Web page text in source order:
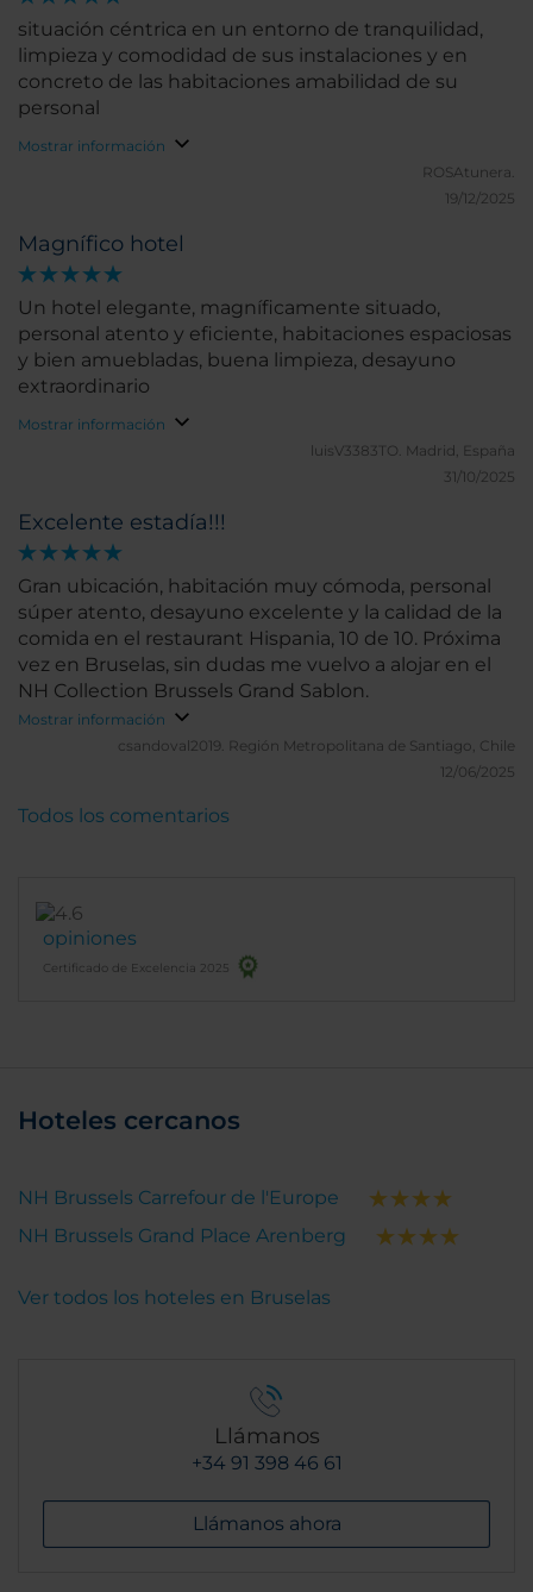
situación céntrica en un entorno de tranquilidad,
limpieza y comodidad de sus instalaciones y en
concreto de las habitaciones amabilidad de su
personal
Mostrar información
ROSAtunera.
19/12/2025
Magnífico hotel
Un hotel elegante, magníficamente situado,
personal atento y eficiente, habitaciones espaciosas
y bien amuebladas, buena limpieza, desayuno
extraordinario
Mostrar información
luisV3383TO. Madrid, España
31/10/2025
Excelente estadía!!!
Gran ubicación, habitación muy cómoda, personal
súper atento, desayuno excelente y la calidad de la
comida en el restaurant Hispania, 10 de 10. Próxima
vez en Bruselas, sin dudas me vuelvo a alojar en el
NH Collection Brussels Grand Sablon.
Mostrar información
csandoval2019.
Región Metropolitana de Santiago, Chile
12/06/2025
opiniones
Certificado de Excelencia 2025
Todos los comentarios
Hoteles cercanos
NH Brussels Carrefour de l'Europe
NH Brussels Grand Place Arenberg
Ver todos los hoteles en Bruselas
Llámanos
+34 91 398 46 61
Llámanos ahora